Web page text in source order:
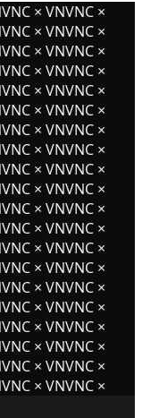
× VNVNC ×
× VNVNC ×
× VNVNC ×
× VNVNC ×
× VNVNC ×
× VNVNC ×
× VNVNC ×
× VNVNC ×
× VNVNC ×
× VNVNC ×
× VNVNC ×
× VNVNC ×
× VNVNC ×
× VNVNC ×
× VNVNC ×
× VNVNC ×
× VNVNC ×
× VNVNC ×
× VNVNC ×
× VNVNC ×